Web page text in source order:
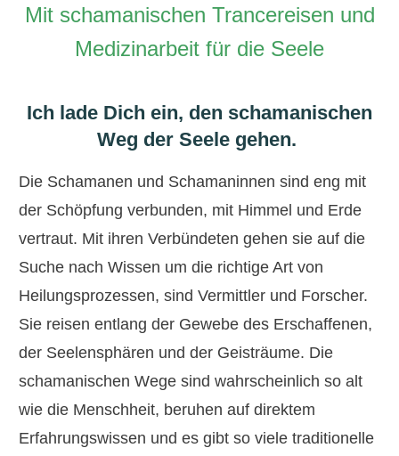
Mit schamanischen Trancereisen und
Medizinarbeit für die Seele
Ich lade Dich ein, den schamanischen
Weg der Seele gehen.
Die Schamanen und Schamaninnen sind eng mit
der Schöpfung verbunden, mit Himmel und Erde
vertraut. Mit ihren Verbündeten gehen sie auf die
Suche nach Wissen um die richtige Art von
Heilungsprozessen, sind Vermittler und Forscher.
Sie reisen entlang der Gewebe des Erschaffenen,
der Seelensphären und der Geisträume. Die
schamanischen Wege sind wahrscheinlich so alt
wie die Menschheit, beruhen auf direktem
Erfahrungswissen und es gibt so viele traditionelle